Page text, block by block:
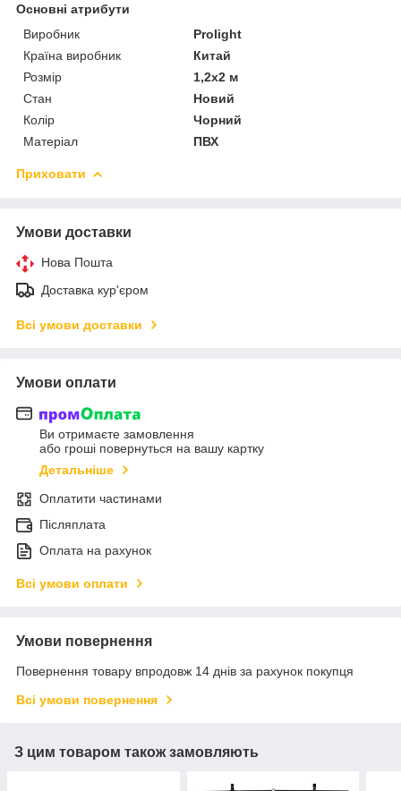
Основні атрибути
Виробник
Prolight
Країна виробник
Китай
Розмір
1,2х2 м
Стан
Новий
Колір
Чорний
Матеріал
ПВХ
Приховати
Умови доставки
Нова Пошта
Доставка кур'єром
Всі умови доставки
Умови оплати
Ви отримаєте замовлення
або гроші повернуться на вашу картку
Детальніше
Оплатити частинами
Післяплата
Оплата на рахунок
Всі умови оплати
Умови повернення
Повернення товару впродовж 14 днів за рахунок покупця
Всі умови повернення
З цим товаром також замовляють